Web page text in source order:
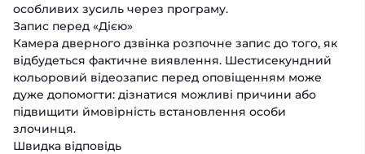
особливих зусиль через програму.
Запис перед «Дією»
Камера дверного дзвінка розпочне запис до того, як
відбудеться фактичне виявлення. Шестисекундний
кольоровий відеозапис перед оповіщенням може
дуже допомогти: дізнатися можливі причини або
підвищити ймовірність встановлення особи
злочинця.
Швидка відповідь